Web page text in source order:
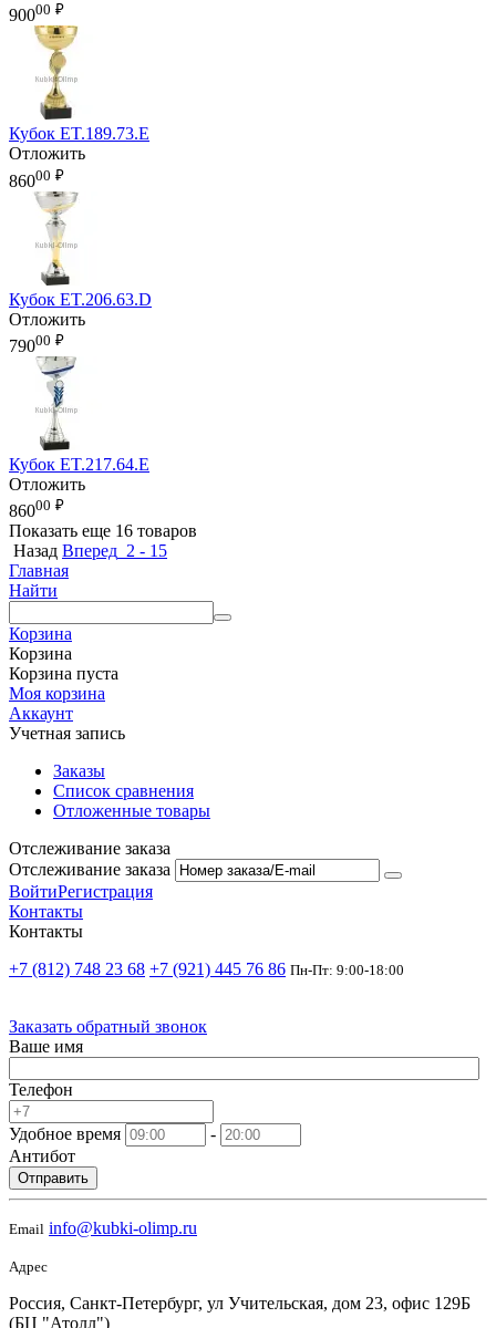
90000 ₽
Кубок ET.189.73.E
Отложить
86000 ₽
Кубок ET.206.63.D
Отложить
79000 ₽
Кубок ET.217.64.E
Отложить
86000 ₽
Показать еще 16 товаров
Назад Вперед 2 - 15
Главная
Найти
Корзина
Корзина
Корзина пуста
Моя корзина
Аккаунт
Учетная запись
Заказы
Список сравнения
Отложенные товары
Отслеживание заказа
Отслеживание заказа
ВойтиРегистрация
Контакты
Контакты
+7 (812) 748 23 68 +7 (921) 445 76 86 Пн-Пт: 9:00-18:00
Заказать обратный звонок
Ваше имя
Телефон
Удобное время
-
Антибот
Отправить
Email info@kubki-olimp.ru
Адрес
Россия, Санкт-Петербург, ул Учительская, дом 23, офис 129Б
(БЦ "Атолл")